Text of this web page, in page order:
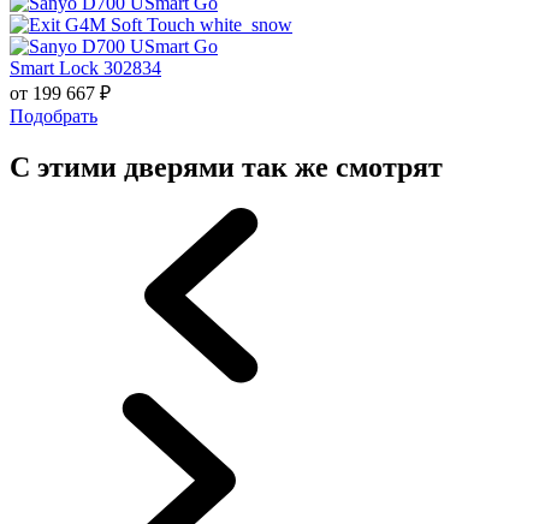
Smart Lock 302834
от 199 667 ₽
Подобрать
С этими дверями так же смотрят